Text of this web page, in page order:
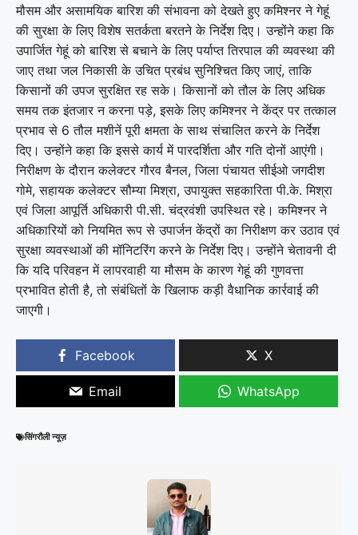
मौसम और असामयिक बारिश की संभावना को देखते हुए कमिश्नर ने गेहूं
की सुरक्षा के लिए विशेष सतर्कता बरतने के निर्देश दिए। उन्होंने कहा कि
उपार्जित गेहूं को बारिश से बचाने के लिए पर्याप्त तिरपाल की व्यवस्था की
जाए तथा जल निकासी के उचित प्रबंध सुनिश्चित किए जाएं, ताकि
किसानों की उपज सुरक्षित रह सके। किसानों को तौल के लिए अधिक
समय तक इंतजार न करना पड़े, इसके लिए कमिश्नर ने केंद्र पर तत्काल
प्रभाव से 6 तौल मशीनें पूरी क्षमता के साथ संचालित करने के निर्देश
दिए। उन्होंने कहा कि इससे कार्य में पारदर्शिता और गति दोनों आएंगी।
निरीक्षण के दौरान कलेक्टर गौरव बैनल, जिला पंचायत सीईओ जगदीश
गोमे, सहायक कलेक्टर सौम्या मिश्रा, उपायुक्त सहकारिता पी.के. मिश्रा
एवं जिला आपूर्ति अधिकारी पी.सी. चंद्रवंशी उपस्थित रहे। कमिश्नर ने
अधिकारियों को नियमित रूप से उपार्जन केंद्रों का निरीक्षण कर उठाव एवं
सुरक्षा व्यवस्थाओं की मॉनिटरिंग करने के निर्देश दिए। उन्होंने चेतावनी दी
कि यदि परिवहन में लापरवाही या मौसम के कारण गेहूं की गुणवत्ता
प्रभावित होती है, तो संबंधितों के खिलाफ कड़ी वैधानिक कार्रवाई की
जाएगी।
Facebook X
Email WhatsApp
सिंगरौली न्यूज़